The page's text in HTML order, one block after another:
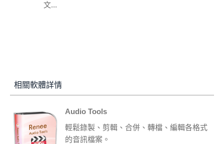
文...
相關軟體詳情
Audio Tools
輕鬆錄製、剪輯、合併、轉檔、編輯各格式
的音訊檔案。